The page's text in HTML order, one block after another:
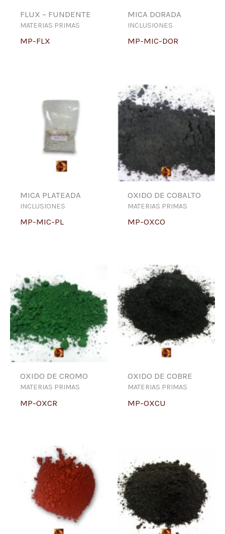
FLUX – FUNDENTE
MATERIAS PRIMAS
MP-FLX
MICA DORADA
INCLUSIONES
MP-MIC-DOR
MICA PLATEADA
INCLUSIONES
MP-MIC-PL
OXIDO DE COBALTO
MATERIAS PRIMAS
MP-OXCO
OXIDO DE CROMO
MATERIAS PRIMAS
MP-OXCR
OXIDO DE COBRE
MATERIAS PRIMAS
MP-OXCU